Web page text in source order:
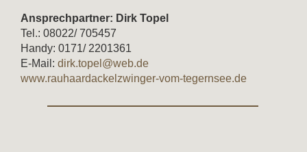
Ansprechpartner: Dirk Topel
Tel.: 08022/ 705457
Handy: 0171/ 2201361
E-Mail: dirk.topel@web.de
www.rauhaardackelzwinger-vom-tegernsee.de